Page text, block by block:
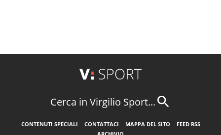
Cerca in Virgilio Sport...
CONTENUTI SPECIALI CONTATTACI MAPPA DEL SITO
FEED RSS